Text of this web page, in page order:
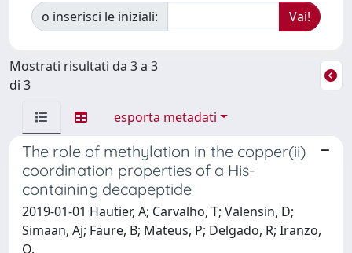
o inserisci le iniziali:
Mostrati risultati da 3 a 3
di 3
esporta metadati
The role of methylation in the copper(ii)
coordination properties of a His-
containing decapeptide
2019-01-01 Hautier, A; Carvalho, T; Valensin, D;
Simaan, Aj; Faure, B; Mateus, P; Delgado, R; Iranzo,
O.